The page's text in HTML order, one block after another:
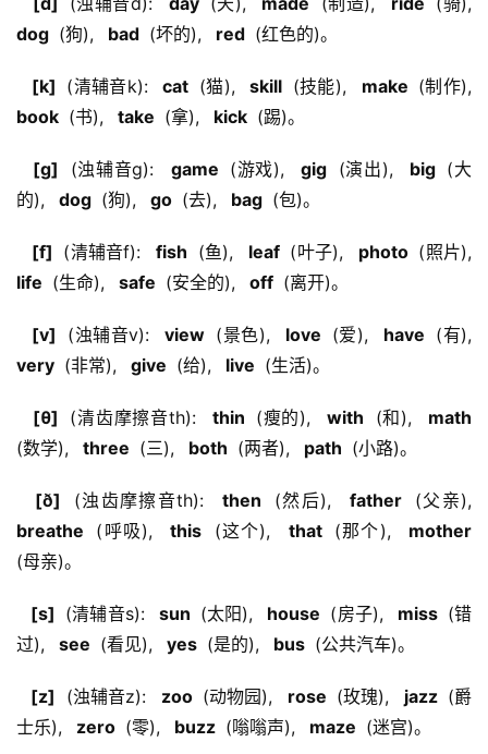
dog (狗),
  bad
(坏的),
  red
(红色的)。
  [k]
(清辅音k):
  cat
(猫),
  skill
(技能),
  make
book (书),
  take
(拿),
  kick
(踢)。
  [g]
(浊辅音g):
  game
(游戏),
  gig
(演出),
  big
(大
的),
  dog
(狗),
  go
(去),
  bag
(包)。
  [f]
(清辅音f):
  fish
(鱼),
  leaf
(叶子),
  photo
life (生命),
  safe
(安全的),
  off
(离开)。
  [v]
(浊辅音v):
  view
(景色),
  love
(爱),
  have
very (非常),
  give
(给),
  live
(生活)。
  [θ]
(清齿摩擦音th):
  thin
(瘦的),
  with
(和),
(数学),
  three
(三),
  both
(两者),
  path
(小路)。
  [ð]
(浊齿摩擦音th):
  then
(然后),
  father
breathe
(呼吸),
  this
(这个),
  that
(那个),
(母亲)。
  [s]
(清辅音s):
  sun
(太阳),
  house
(房子),
  miss
(错
过),
  see
(看见),
  yes
(是的),
  bus
(公共汽车)。
  [z]
(浊辅音z):
  zoo
(动物园),
  rose
(玫瑰),
  jazz
(爵
士乐),
  zero
(零),
  buzz
(嗡嗡声),
  maze
(迷宫)。